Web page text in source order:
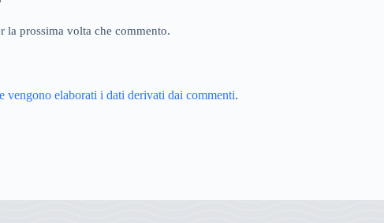
la prossima volta che commento.
vengono elaborati i dati derivati dai commenti.